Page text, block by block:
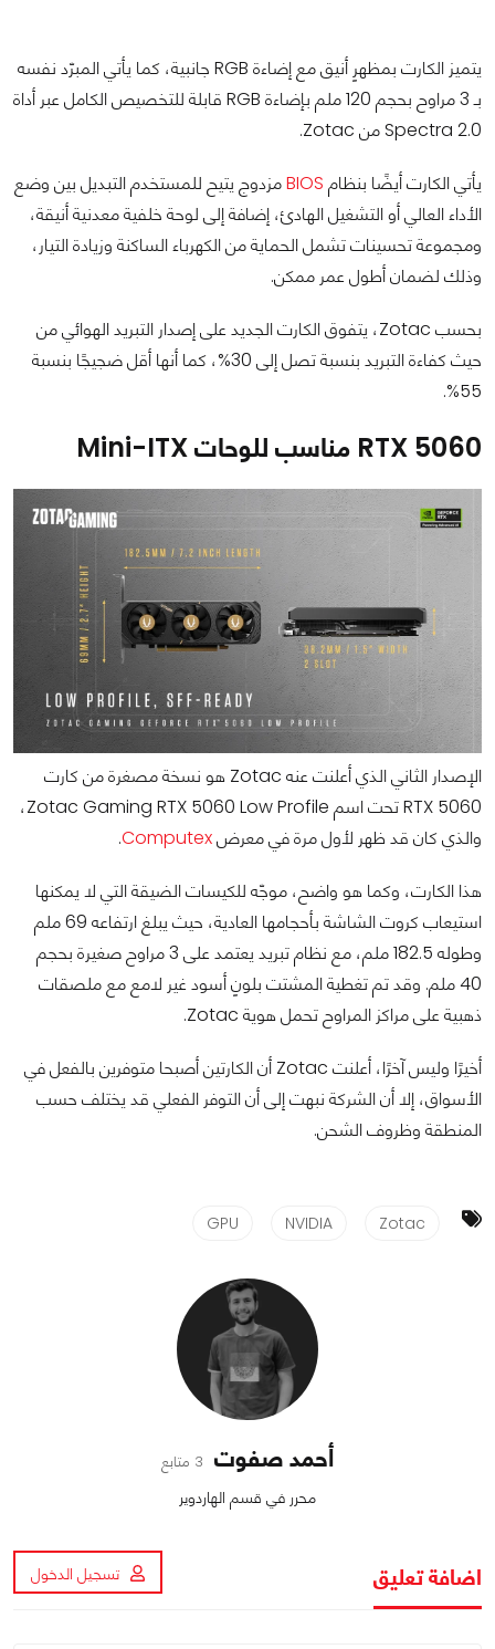
يتميز الكارت بمظهرٍ أنيق مع إضاءة RGB جانبية، كما يأتي المبرّد نفسه
بـ 3 مراوح بحجم 120 ملم بإضاءة RGB قابلة للتخصيص الكامل عبر أداة
Spectra 2.0 من Zotac.
يأتي الكارت أيضًا بنظام BIOSمزدوج يتيح للمستخدم التبديل بين وضع
الأداء العالي أو التشغيل الهادئ، إضافة إلى لوحة خلفية معدنية أنيقة،
ومجموعة تحسينات تشمل الحماية من الكهرباء الساكنة وزيادة التيار،
وذلك لضمان أطول عمر ممكن.
بحسب Zotac، يتفوق الكارت الجديد على إصدار التبريد الهوائي من
حيث كفاءة التبريد بنسبة تصل إلى 30%، كما أنها أقل ضجيجًا بنسبة
55%.
RTX 5060 مناسب للوحات Mini-ITX
الإصدار الثاني الذي أعلنت عنه Zotac هو نسخة مصغرة من كارت
RTX 5060 تحت اسم Zotac Gaming RTX 5060 Low Profile،
والذي كان قد ظهر لأول مرة في معرضComputex
.
هذا الكارت، وكما هو واضح، موجّه للكيسات الضيقة التي لا يمكنها
استيعاب كروت الشاشة بأحجامها العادية، حيث يبلغ ارتفاعه 69 ملم
وطوله 182.5 ملم، مع نظام تبريد يعتمد على 3 مراوح صغيرة بحجم
40 ملم. وقد تم تغطية المشتت بلونٍ أسود غير لامع مع ملصقات
ذهبية على مراكز المراوح تحمل هوية Zotac.
أخيرًا وليس آخرًا، أعلنت Zotac أن الكارتين أصبحا متوفرين بالفعل في
الأسواق، إلا أن الشركة نبهت إلى أن التوفر الفعلي قد يختلف حسب
المنطقة وظروف الشحن.
Zotac
NVIDIA
GPU
أحمد صفوت 3 متابع
محرر في قسم الهاردوير
اضافة تعليق تسجيل الدخول